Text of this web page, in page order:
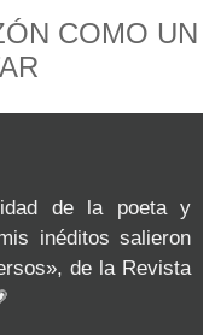
COMO UN
de la poeta y
inéditos salieron
de la Revista